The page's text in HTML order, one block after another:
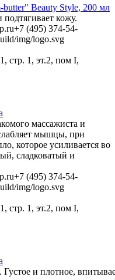
butter" Beauty Style, 200 мл
кожу.
+7 (495) 374-54-
img/logo.svg
стр. 1, эт.2, пом I,
массажиста и
мышцы, при
которое усиливается во
сладковатый и
+7 (495) 374-54-
img/logo.svg
стр. 1, эт.2, пом I,
и плотное,